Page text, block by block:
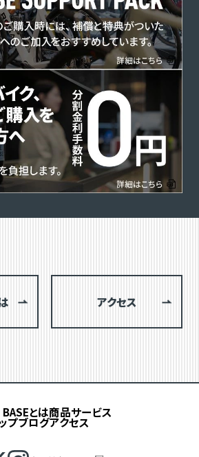
アクセス
とは商品サービス
プブログアクセス